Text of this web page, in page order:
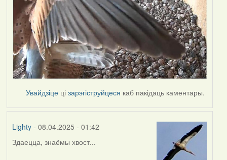
Увайдзіце цізарэгіструйцеся каб пакідаць каментары.
Lighty- 08.04.2025 - 01:42
Здаецца, знаёмы хвост...